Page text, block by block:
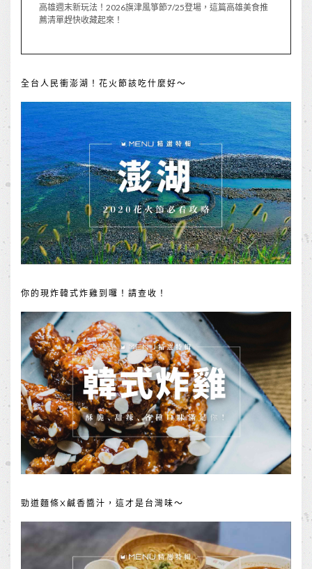
高雄週末新玩法！2026旗津風箏節7/25登場，這篇高雄美食推
薦清單趕快收藏起來！
全台人民衝澎湖！花火節該吃什麼好～
你的現炸韓式炸雞到囉！請查收！
勁道麵條X鹹香醬汁，這才是台灣味～